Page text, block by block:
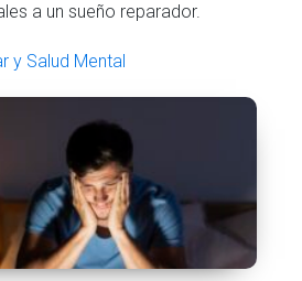
a un sueño reparador.
y Salud Mental